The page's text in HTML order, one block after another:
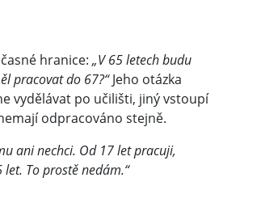
hranice: „V 65 letech budu
pracovat do 67?“Jeho otázka
vydělávat po učilišti, jiný vstoupí
odpracováno stejně.
ani nechci. Od 17 let pracuji,
To prostě nedám.“